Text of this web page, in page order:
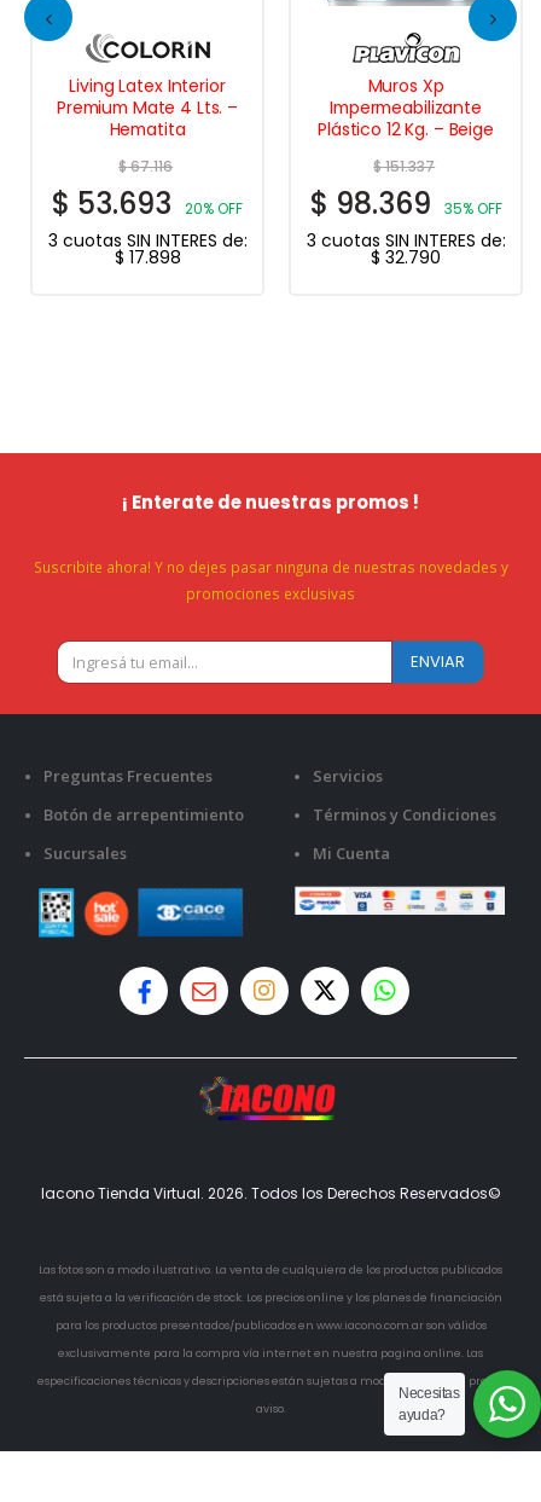
Living Latex Interior
Premium Mate 4 Lts. –
Hematita
$67.116
$ 53.693 20% OFF
3 cuotas SIN INTERES de:
$ 17.898
Muros Xp
Impermeabilizante
Plástico 12 Kg. – Beige
$151.337
$ 98.369 35% OFF
3 cuotas SIN INTERES de:
$ 32.790
¡ Enterate de nuestras promos !
Suscribite ahora! Y no dejes pasar ninguna de nuestras novedades y
promociones exclusivas
Preguntas Frecuentes
Botón de arrepentimiento
Sucursales
Servicios
Términos y Condiciones
Mi Cuenta
Iacono Tienda Virtual. 2026. Todos los Derechos Reservados©
Las fotos son a modo ilustrativo. La venta de cualquiera de los productos publicados
está sujeta a la verificación de stock. Los precios online y los planes de financiación
para los productos presentados/publicados en www.iacono.com.ar son válidos
exclusivamente para la compra vía internet en nuestra pagina online. Las
especificaciones técnicas y descripciones están sujetas a modificaciones sin previo
aviso.
Necesitas
ayuda?